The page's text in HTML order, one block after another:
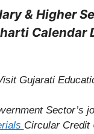
& Higher
Calendar
Gujarati
Sector’s
Circular Credit